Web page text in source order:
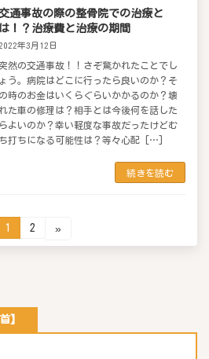
交通事故の際の整骨院での治療と
は！？治療費と治療の期間
年3月12日
然の交通事故！！さぞ驚かれたことでし
ょう。病院はどこに行ったら良いのか？そ
の時のお金はいくらぐらいかかるのか？壊
れた車の修理は？相手とは今後何を話した
らよいのか？幸い軽度な事故だったけどむ
ち打ちになる可能性は？等々心配 […]
続きを読む
固
定
ペ
1
固
ペ
2 »
】